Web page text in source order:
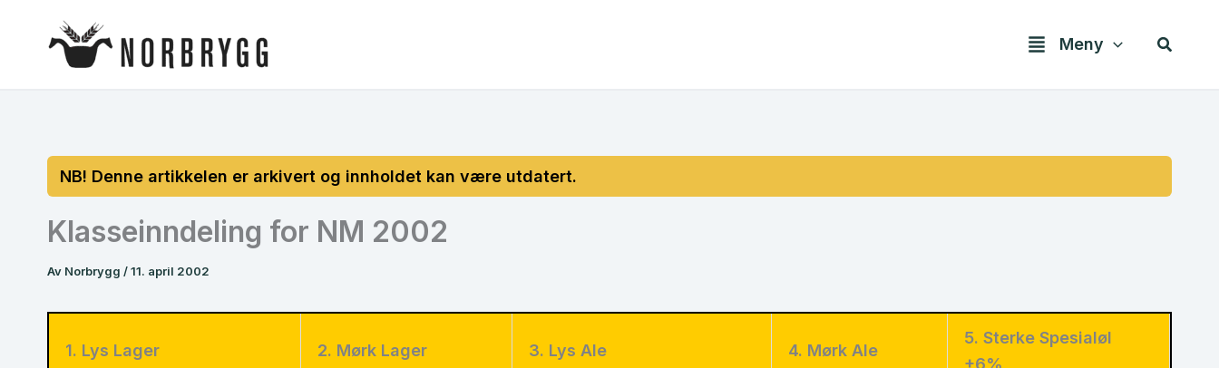
Meny Søk
Klasseinndeling for NM 2002
Av Norbrygg /11. april 2002
1. Lys Lager 2. Mørk Lager 3. Lys Ale 4. Mørk Ale
5. Sterke Spesialøl
+6%